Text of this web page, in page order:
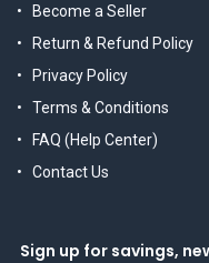
Become a Seller
Return & Refund Policy
Privacy Policy
Terms & Conditions
FAQ (Help Center)
Contact Us
Sign up for savings,